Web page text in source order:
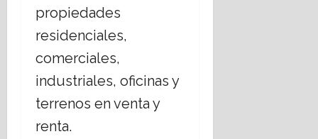
propiedades
residenciales,
comerciales,
industriales, oficinas y
terrenos en venta y
renta.